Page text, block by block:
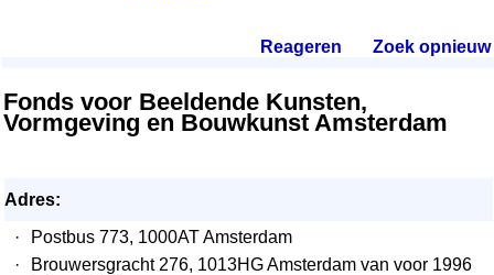
Reageren Zoek opnieuw.
Fonds voor Beeldende Kunsten,
Vormgeving en Bouwkunst Amsterdam
Adres:
·
Postbus 773, 1000AT Amsterdam
·
Brouwersgracht 276, 1013HG Amsterdam van voor 1996